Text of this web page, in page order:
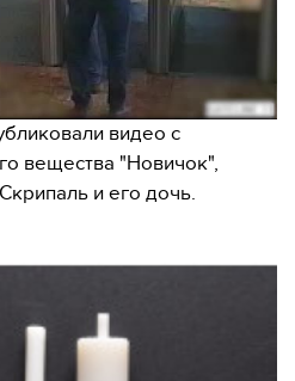
видео с
вещества "Новичок",
и его дочь.